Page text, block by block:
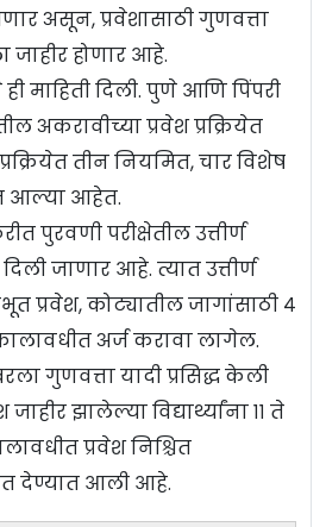
असून, प्रवेशासाठी गुणवत्ता
जाहीर होणार आहे.
माहिती दिली. पुणे आणि पिंपरी
अकरावीच्या प्रवेश प्रक्रियेत
तीन नियमित, चार विशेष
आल्या आहेत.
पुरवणी परीक्षेतील उत्तीर्ण
दिली जाणार आहे. त्यात उत्तीर्ण
प्रवेश, कोट्यातील जागांसाठी ४
अर्ज करावा लागेल.
गुणवत्ता यादी प्रसिद्ध केली
झालेल्या विद्यार्थ्यांना ११ ते
प्रवेश निश्चित
देण्यात आली आहे.